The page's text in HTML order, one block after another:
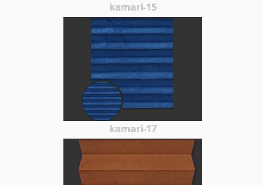
kamari-15
kamari-17